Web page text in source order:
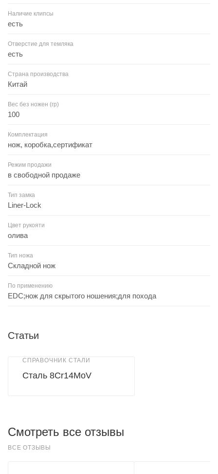
Наличие клипсы
есть
Отверстие для темляка
есть
Страна производства
Китай
Вес без ножен (гр)
100
Комплектация
нож, коробка,сертификат
Режим продажи
в свободной продаже
Тип замка
Liner-Lock
Цвет рукояти
олива
Тип ножа
Складной нож
По применению
EDC;нож для скрытого ношения;для похода
Статьи
СПРАВОЧНИК СТАЛИ
Сталь 8Cr14MoV
Смотреть все отзывы
ВСЕ ОТЗЫВЫ